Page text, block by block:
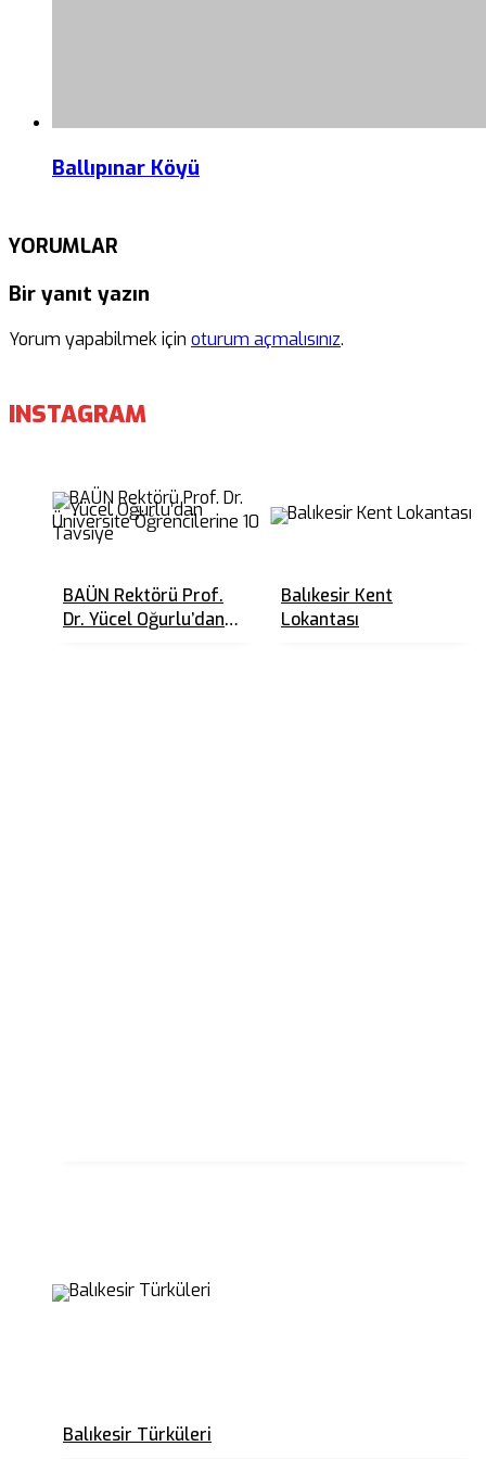
Ballıpınar Köyü
YORUMLAR
Bir yanıt yazın
Yorum yapabilmek için oturum açmalısınız.
INSTAGRAM
BAÜN Rektörü Prof.
Dr. Yücel Oğurlu’dan
Balıkesir Kent
Lokantası
Balıkesir Türküleri